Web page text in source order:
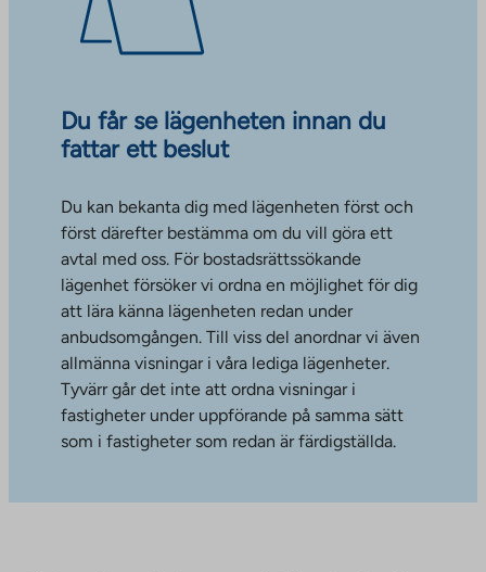
Du får se lägenheten innan du
fattar ett beslut
Du kan bekanta dig med lägenheten först och
först därefter bestämma om du vill göra ett
avtal med oss. För bostadsrättssökande
lägenhet försöker vi ordna en möjlighet för dig
att lära känna lägenheten redan under
anbudsomgången. Till viss del anordnar vi även
allmänna visningar i våra lediga lägenheter.
Tyvärr går det inte att ordna visningar i
fastigheter under uppförande på samma sätt
som i fastigheter som redan är färdigställda.